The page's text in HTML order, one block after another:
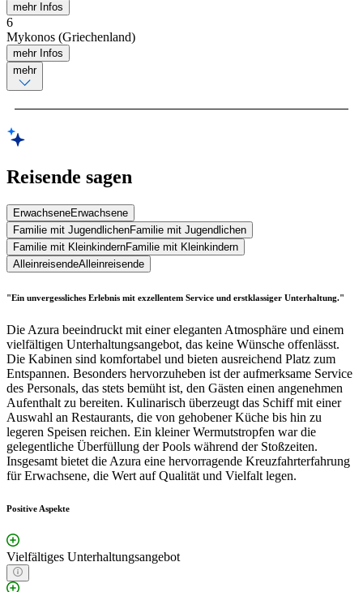
mehr Infos
6
Mykonos (Griechenland)
mehr Infos
mehr
Reisende sagen
ErwachseneErwachsene
Familie mit JugendlichenFamilie mit Jugendlichen
Familie mit KleinkindernFamilie mit Kleinkindern
AlleinreisendeAlleinreisende
"Ein unvergessliches Erlebnis mit exzellentem Service und erstklassiger Unterhaltung."
Die Azura beeindruckt mit einer eleganten Atmosphäre und einem
vielfältigen Unterhaltungsangebot, das keine Wünsche offenlässt.
Die Kabinen sind komfortabel und bieten ausreichend Platz zum
Entspannen. Besonders hervorzuheben ist der aufmerksame Service
des Personals, das stets bemüht ist, den Gästen einen angenehmen
Aufenthalt zu bereiten. Kulinarisch überzeugt das Schiff mit einer
Auswahl an Restaurants, die von gehobener Küche bis hin zu
legeren Speisen reichen. Ein kleiner Wermutstropfen war die
gelegentliche Überfüllung der Pools während der Stoßzeiten.
Insgesamt bietet die Azura eine hervorragende Kreuzfahrterfahrung
für Erwachsene, die Wert auf Qualität und Vielfalt legen.
Positive Aspekte
Vielfältiges Unterhaltungsangebot